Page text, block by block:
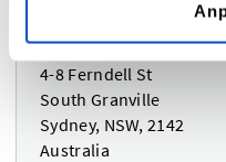
Coghlan Sydney - DLS
4-8 Ferndell St
South Granville
Sydney, NSW, 2142
Australia